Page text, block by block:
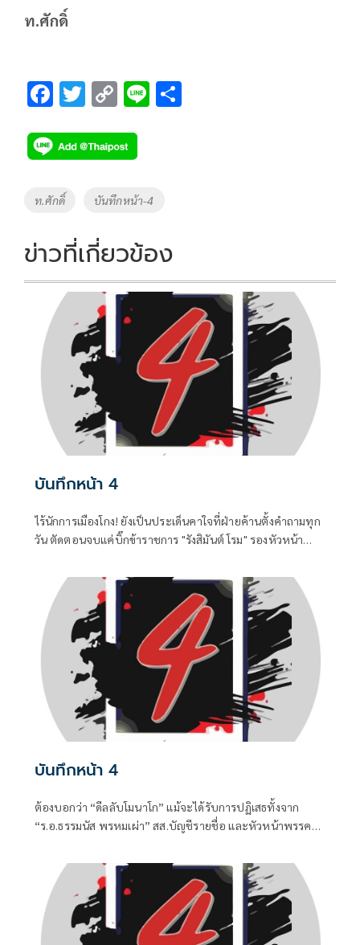
ท.ศักดิ์
F
e
b
o
k
T
tt
er
C
p
y
Li
k
Li
Tags
ท.ศักดิ์ บันทึกหน้า-4
ข่าวที่เกี่ยวข้อง
บันทึกหน้า 4
ไร้นักการเมืองโกง! ยังเป็นประเด็นคาใจที่ฝ่ายค้านตั้งคำถามทุก
วัน ตัดตอนจบแค่บิ๊กข้าราชการ "รังสิมันต์ โรม" รองหัวหน้า
กฎหมาย การยุติธรรรมและสิทธิมนุษยชน
บันทึกหน้า 4
ต้องบอกว่า “ดีลลับโมนาโก” แม้จะได้รับการปฏิเสธทั้งจาก
“ร.อ.ธรรมนัส พรหมเผ่า” สส.บัญชีรายชื่อ และหัวหน้าพรรค
รัฐมนตรี ที่ปัจจุบันรั้งเก้าอี้ที่ปรึกษาพรรคเพื่อไทยไปแล้ว แต่
เมื่อมีควันย่อมมีไฟอย่างไรอย่างนั้น จึงทำให้ “อนุทิน ชาญวีร
กูล” นายกรัฐมนตรีและรัฐมนตรีว่าการกระทรวงมหาดไทยถึง
กับประกาศกลางวงประชุมคณะรัฐมนตรีในวันพุธที่ 5 สิงหาคม